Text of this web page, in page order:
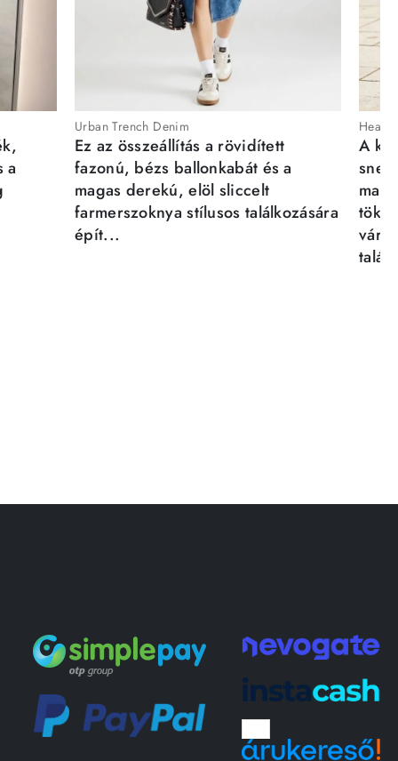
a
Urban Trench Denim
Ez az összeállítás a rövidített
fazonú, bézs ballonkabát és a
magas derekú, elöl sliccelt
farmerszoknya stílusos találkozására
épít...
A